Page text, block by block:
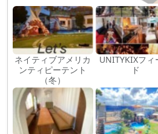
ネイティブアメリカ
ンティピーテント
（冬）
UNITYKIXフィ
ド